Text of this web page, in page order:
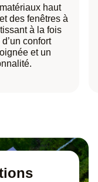
haut
des fenêtres à
à la fois
confort
et un